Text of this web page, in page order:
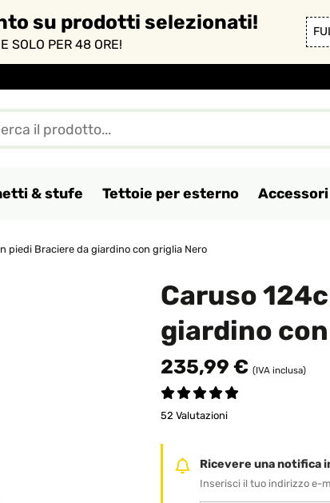
su prodotti selezionati!
SOLO PER 48 ORE!
& stufe Tettoie per esterno
piedi Braciere da giardino con griglia Nero
Caruso
giardino
235,99 € (IVA inclusa)
52 Valutazioni
Ricevere una notifica
Inserisci il tuo indirizzo e-